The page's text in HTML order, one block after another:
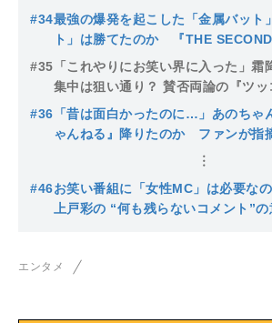
#34最強の爆発を起こした「金属バット
ト」は勝てたのか 『THE
の正解
#35 「これやりにお笑い界に入った」霜
集中は狙い通り？ 賛否両論の『ツ
レビお笑い界に投じた一石
#36 「昔は面白かったのに…」あのちゃ
ゃんねる』降りたのか ファンが指
#46お笑い番組に「女性MC」は必要な
上戸彩の “何も残らないコメント”
エンタメ